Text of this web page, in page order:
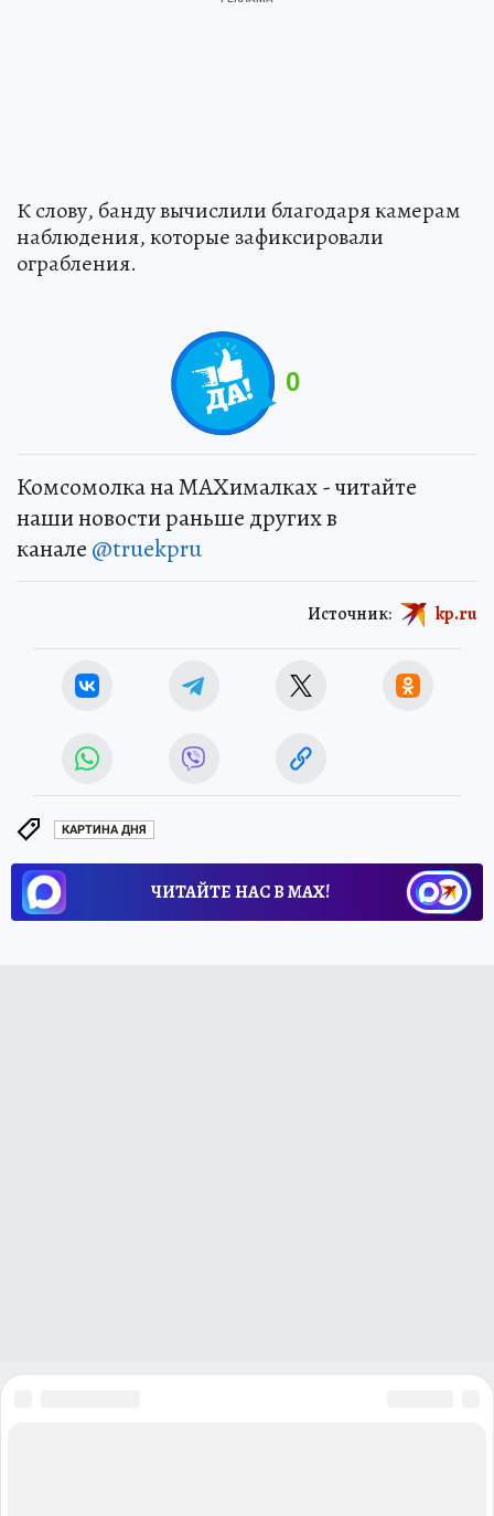
К слову, банду вычислили благодаря камерам
наблюдения, которые зафиксировали
ограбления.
0
Комсомолка на MAXималках - читайте
наши новости раньше других в
канале @truekpru
Источник: kp.ru
КАРТИНА ДНЯ
ЧИТАЙТЕ НАС В МАХ!